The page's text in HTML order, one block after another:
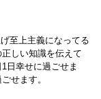
至上主義になってる
しい知識を伝えて
日幸せに過ごせま
せます。